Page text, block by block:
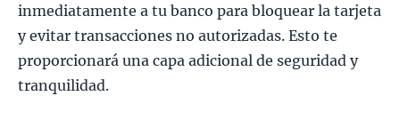
inmediatamente a tu banco para bloquear la tarjeta
y evitar transacciones no autorizadas. Esto te
proporcionará una capa adicional de seguridad y
tranquilidad.